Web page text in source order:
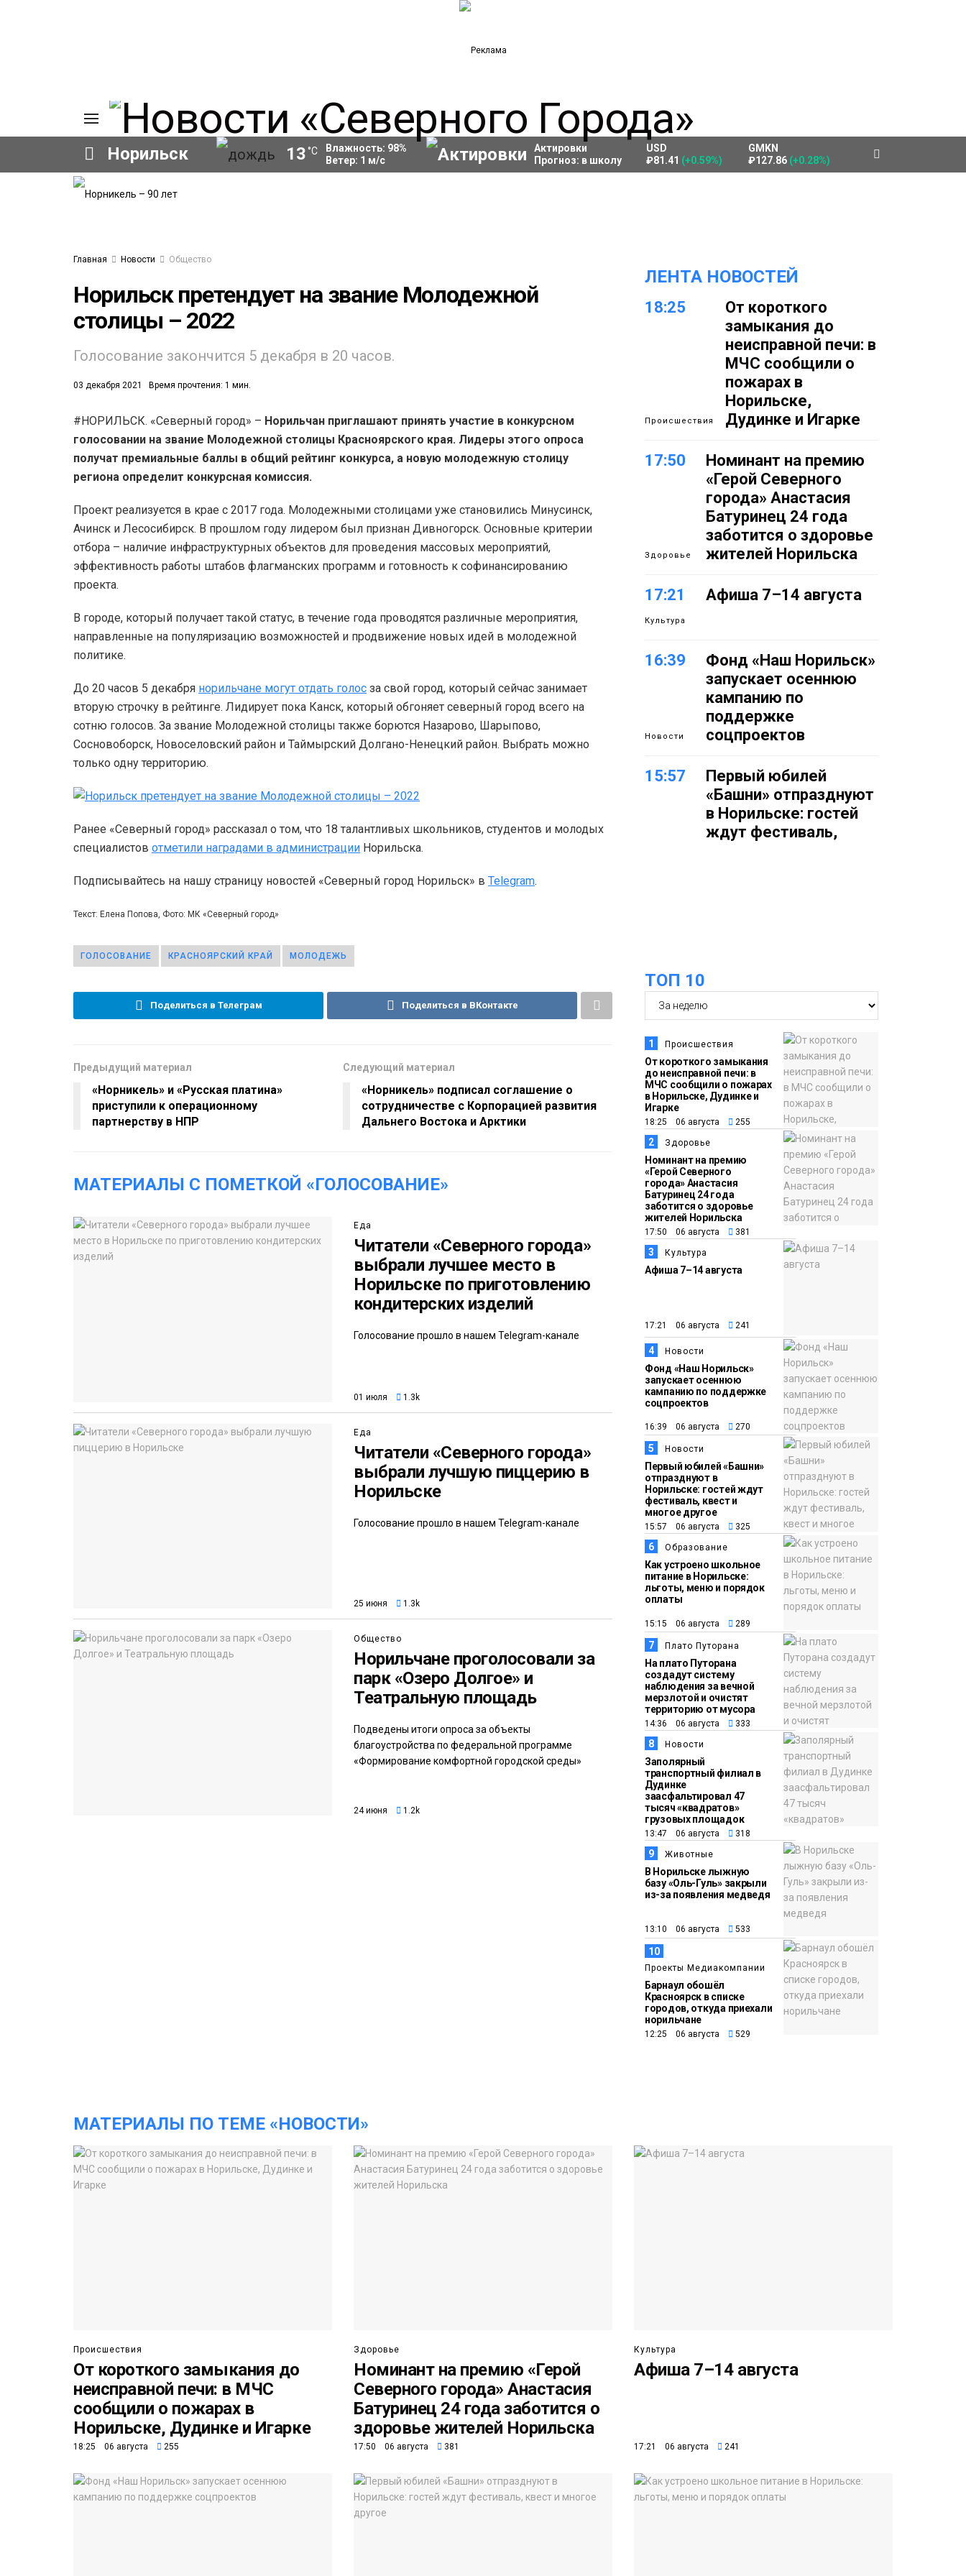
Норильск 13 °C Влажность: 98%
Ветер: 1 м/с
Актировки
Прогноз: в школу
USD
₽81.41 (+0.59%)
GMKN
₽127.86 (+0.28%)
Главная Новости Общество
Норильск претендует на звание Молодежной
столицы – 2022
Голосование закончится 5 декабря в 20 часов.
03 декабря 2021 Время прочтения: 1 мин.
#НОРИЛЬСК. «Северный город» – Норильчан приглашают принять участие в конкурсном
голосовании на звание Молодежной столицы Красноярского края. Лидеры этого опроса
получат премиальные баллы в общий рейтинг конкурса, а новую молодежную столицу
региона определит конкурсная комиссия.
Проект реализуется в крае с 2017 года. Молодежными столицами уже становились Минусинск,
Ачинск и Лесосибирск. В прошлом году лидером был признан Дивногорск. Основные критерии
отбора – наличие инфраструктурных объектов для проведения массовых мероприятий,
эффективность работы штабов флагманских программ и готовность к софинансированию
проекта.
В городе, который получает такой статус, в течение года проводятся различные мероприятия,
направленные на популяризацию возможностей и продвижение новых идей в молодежной
политике.
До 20 часов 5 декабря норильчане могут отдать голос за свой город, который сейчас занимает
вторую строчку в рейтинге. Лидирует пока Канск, который обгоняет северный город всего на
сотню голосов. За звание Молодежной столицы также борются Назарово, Шарыпово,
Сосновоборск, Новоселовский район и Таймырский Долгано-Ненецкий район. Выбрать можно
только одну территорию.
Ранее «Северный город» рассказал о том, что 18 талантливых школьников, студентов и молодых
специалистов отметили наградами в администрации Норильска.
Подписывайтесь на нашу страницу новостей «Северный город Норильск» в Telegram.
Текст: Елена Попова, Фото: МК «Северный город»
ГОЛОСОВАНИЕ КРАСНОЯРСКИЙ КРАЙ МОЛОДЕЖЬ
Поделиться в Телеграм Поделиться в ВКонтакте
Предыдущий материал
«Норникель» и «Русская платина»
приступили к операционному
партнерству в НПР
Следующий материал
«Норникель» подписал соглашение о
сотрудничестве с Корпорацией развития
Дальнего Востока и Арктики
МАТЕРИАЛЫ С ПОМЕТКОЙ «ГОЛОСОВАНИЕ»
Еда
Читатели «Северного города»
выбрали лучшее место в
Норильске по приготовлению
кондитерских изделий
Голосование прошло в нашем Telegram-канале
01 июля 1.3k
Еда
Читатели «Северного города»
выбрали лучшую пиццерию в
Норильске
Голосование прошло в нашем Telegram-канале
25 июня 1.3k
Общество
Норильчане проголосовали за
парк «Озеро Долгое» и
Театральную площадь
Подведены итоги опроса за объекты
благоустройства по федеральной программе
«Формирование комфортной городской среды»
24 июня 1.2k
ЛЕНТА НОВОСТЕЙ
18:25
Происшествия
От короткого
замыкания до
неисправной печи: в
МЧС сообщили о
пожарах в
Норильске,
Дудинке и Игарке
17:50
Здоровье
Номинант на премию
«Герой Северного
города» Анастасия
Батуринец 24 года
заботится о здоровье
жителей Норильска
17:21
Культура
Афиша 7–14 августа
16:39
Новости
Фонд «Наш Норильск»
запускает осеннюю
кампанию по
поддержке
соцпроектов
15:57
Первый юбилей
«Башни» отпразднуют
в Норильске: гостей
ждут фестиваль,
14:36
Плато
Путорана
На плато Путорана
создадут систему
наблюдения за вечной
мерзлотой и очистят
территорию от мусора
13:47
Новости
Заполярный
транспортный филиал
в Дудинке
заасфальтировал 47
тысяч «квадратов»
грузовых площадок
13:10
В Норильске лыжную
базу «Оль-Гуль»
12:25
Медиакомпании
Барнаул обошёл
Красноярск в
списке городов,
откуда приехали
норильчане
ТОП 10
1 Происшествия
От короткого замыкания
до неисправной печи: в
МЧС сообщили о пожарах
в Норильске, Дудинке и
Игарке
18:25 06 августа 255
2 Здоровье
Номинант на премию
«Герой Северного
города» Анастасия
Батуринец 24 года
заботится о здоровье
жителей Норильска
17:50 06 августа 381
3 Культура
Афиша 7–14 августа
17:21 06 августа 241
4 Новости
Фонд «Наш Норильск»
запускает осеннюю
кампанию по поддержке
соцпроектов
16:39 06 августа 270
5 Новости
Первый юбилей «Башни»
отпразднуют в
Норильске: гостей ждут
фестиваль, квест и
многое другое
15:57 06 августа 325
6 Образование
Как устроено школьное
питание в Норильске:
льготы, меню и порядок
оплаты
15:15 06 августа 289
7 Плато Путорана
На плато Путорана
создадут систему
наблюдения за вечной
мерзлотой и очистят
территорию от мусора
14:36 06 августа 333
8 Новости
Заполярный
транспортный филиал в
Дудинке
заасфальтировал 47
тысяч «квадратов»
грузовых площадок
13:47 06 августа 318
9 Животные
В Норильске лыжную
базу «Оль-Гуль» закрыли
из-за появления медведя
13:10 06 августа 533
10
Проекты Медиакомпании
Барнаул обошёл
Красноярск в списке
городов, откуда приехали
норильчане
12:25 06 августа 529
МАТЕРИАЛЫ ПО ТЕМЕ «НОВОСТИ»
Происшествия
От короткого замыкания до
неисправной печи: в МЧС
сообщили о пожарах в
Норильске, Дудинке и Игарке
18:25 06 августа 255
Здоровье
Номинант на премию «Герой
Северного города» Анастасия
Батуринец 24 года заботится о
здоровье жителей Норильска
17:50 06 августа 381
Культура
Афиша 7–14 августа
17:21 06 августа 241